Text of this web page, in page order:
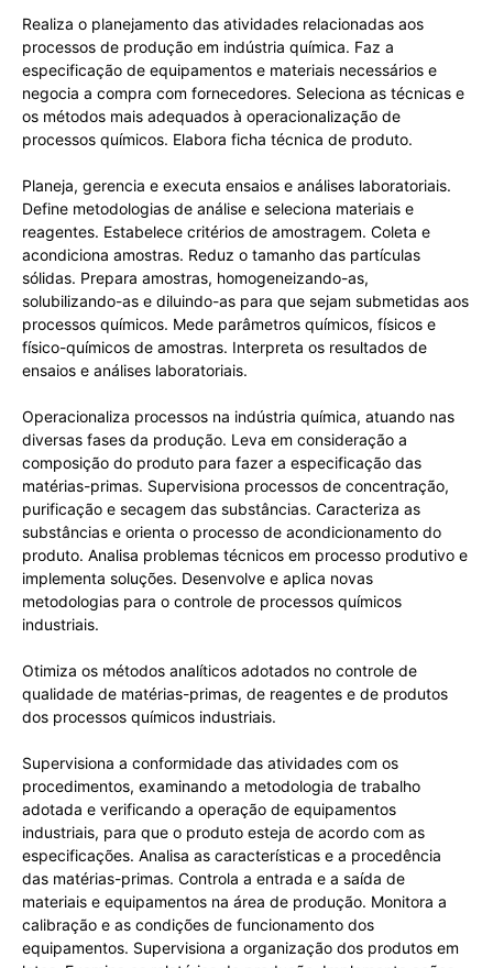
Realiza o planejamento das atividades relacionadas aos
processos de produção em indústria química. Faz a
especificação de equipamentos e materiais necessários e
negocia a compra com fornecedores. Seleciona as técnicas e
os métodos mais adequados à operacionalização de
processos químicos. Elabora ficha técnica de produto.
Planeja, gerencia e executa ensaios e análises laboratoriais.
Define metodologias de análise e seleciona materiais e
reagentes. Estabelece critérios de amostragem. Coleta e
acondiciona amostras. Reduz o tamanho das partículas
sólidas. Prepara amostras, homogeneizando-as,
solubilizando-as e diluindo-as para que sejam submetidas aos
processos químicos. Mede parâmetros químicos, físicos e
físico-químicos de amostras. Interpreta os resultados de
ensaios e análises laboratoriais.
Operacionaliza processos na indústria química, atuando nas
diversas fases da produção. Leva em consideração a
composição do produto para fazer a especificação das
matérias-primas. Supervisiona processos de concentração,
purificação e secagem das substâncias. Caracteriza as
substâncias e orienta o processo de acondicionamento do
produto. Analisa problemas técnicos em processo produtivo e
implementa soluções. Desenvolve e aplica novas
metodologias para o controle de processos químicos
industriais.
Otimiza os métodos analíticos adotados no controle de
qualidade de matérias-primas, de reagentes e de produtos
dos processos químicos industriais.
Supervisiona a conformidade das atividades com os
procedimentos, examinando a metodologia de trabalho
adotada e verificando a operação de equipamentos
industriais, para que o produto esteja de acordo com as
especificações. Analisa as características e a procedência
das matérias-primas. Controla a entrada e a saída de
materiais e equipamentos na área de produção. Monitora a
calibração e as condições de funcionamento dos
equipamentos. Supervisiona a organização dos produtos em